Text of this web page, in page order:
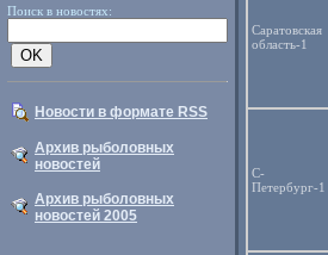
Поиск в новостях:
Новости в формате RSS
Архив рыболовных
новостей
Архив рыболовных
новостей 2005
Саратовская
область-1
С-
Петербург-1